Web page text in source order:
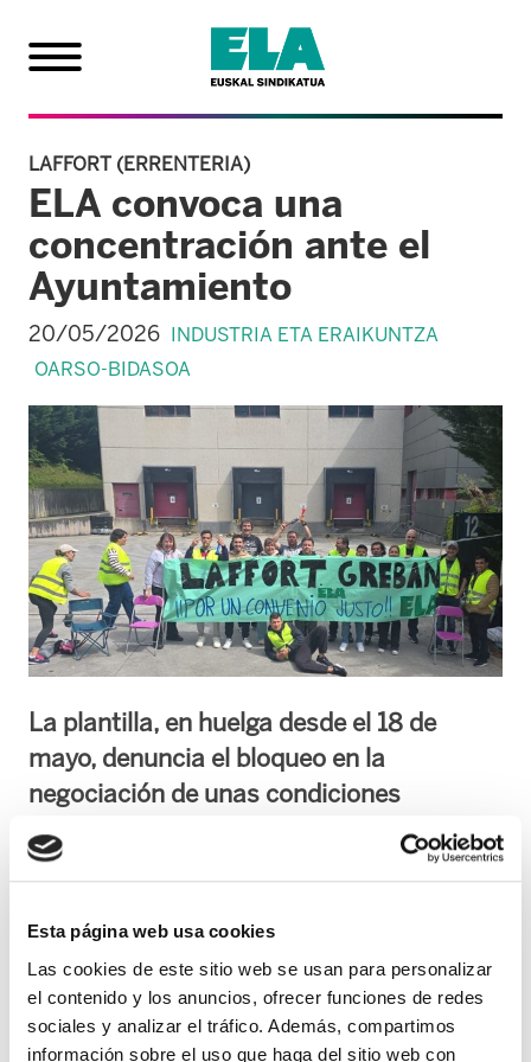
Esta página web usa cookies
Las cookies de este sitio web se usan para personalizar
el contenido y los anuncios, ofrecer funciones de redes
sociales y analizar el tráfico. Además, compartimos
información sobre el uso que haga del sitio web con
LAFFORT (ERRENTERIA)
ELA convoca una
concentración ante el
Ayuntamiento
20/05/2026 INDUSTRIA ETA ERAIKUNTZA
OARSO-BIDASOA
La plantilla, en huelga desde el 18 de
mayo, denuncia el bloqueo en la
negociación de unas condiciones
laborales “dignas y acordes a la realidad
de la empresa”.
Las 37 personas trabajadoras de la empresa
Laffort, ubicada en Errenteria, realizarán una
concentración este jueves a las 12:00 frente al
Ayuntamiento de la localidad para visibilizar el